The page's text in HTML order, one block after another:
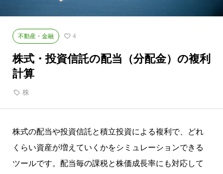
不動産・金融 4
株式・投資信託の配当（分配金）の複利
計算
株
株式の配当や投資信託と積立投資による複利で、どれ
くらい資産が増えていくかをシミュレーションできる
ツールです。配当毎の課税と株価成長率にも対応して